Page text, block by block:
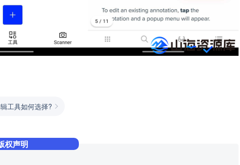
工具如何选择?
权声明